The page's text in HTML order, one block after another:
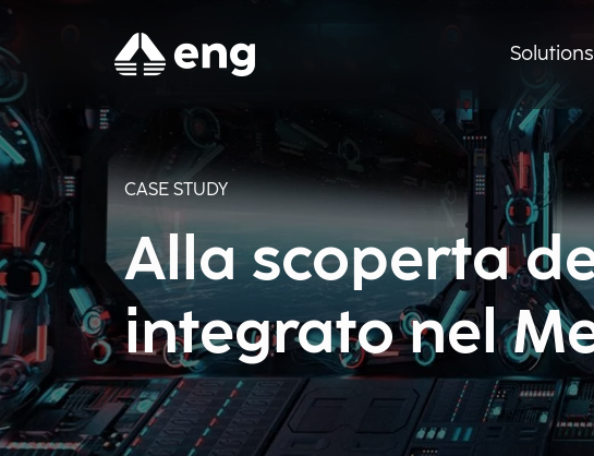
Solutions
CASE STUDY
Alla scoperta
integrato nel